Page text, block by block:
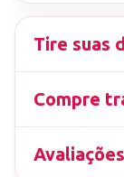
Tire suas
Compre